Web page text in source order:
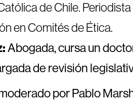
de Chile.
en Comités de Ética.
Abogada, cursa un
de revisión
por Pablo